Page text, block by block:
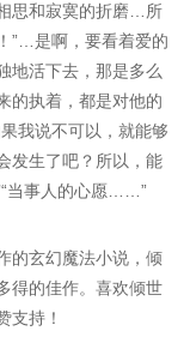
思和寂寞的折磨…所
”…是啊，要看着爱的
地活下去，那是多么
的执着，都是对他的
我说不可以，就能够
发生了吧？所以，能
当事人的心愿……”
的玄幻魔法小说，倾
得的佳作。喜欢倾世
支持！